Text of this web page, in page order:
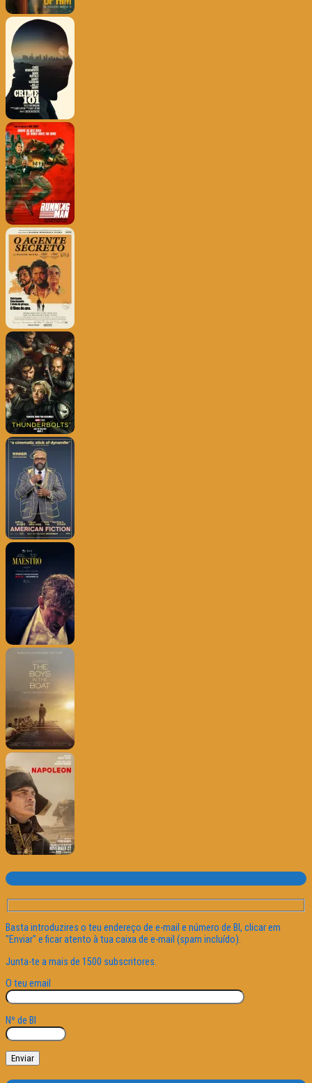
Subscrever o site
Basta introduzires o teu endereço de e-mail e número de BI, clicar em
"Enviar" e ficar atento à tua caixa de e-mail (spam incluído).
Junta-te a mais de 1500 subscritores.
O teu email
Nº de BI